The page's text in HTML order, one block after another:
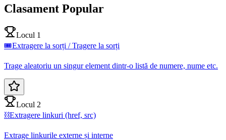
Clasament Popular
Locul 1
🎟️Extragere la sorți / Tragere la sorți
Trage aleatoriu un singur element dintr-o listă de numere, nume etc.
Locul 2
⛓️Extragere linkuri (href, src)
Extrage linkurile externe și interne